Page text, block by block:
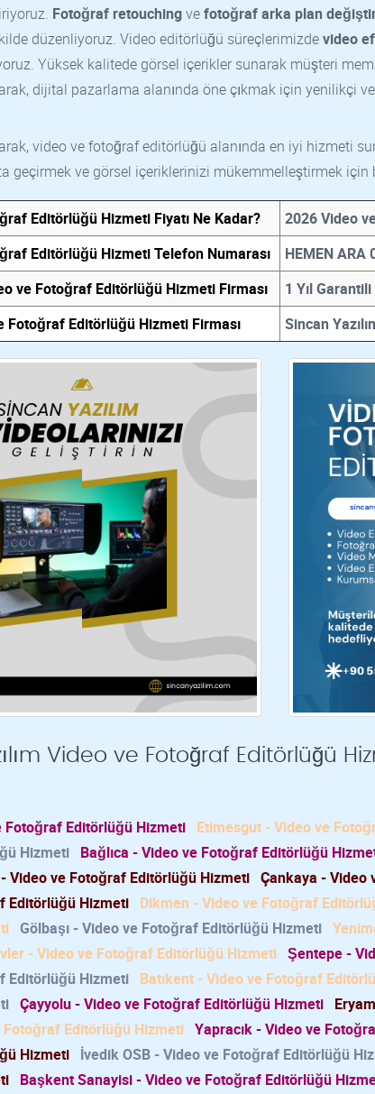
Fotoğraf retouchingvefotoğraf arka plan
düzenliyoruz. Video editörlüğü süreçlerimizdevideo
Yüksek kalitede görsel içerikler sunarak müşteri
dijital pazarlama alanında öne çıkmak için yenilikçi
video ve fotoğraf editörlüğü alanında en iyi hizmeti
geçirmek ve görsel içeriklerinizi mükemmelleştirmek
Editörlüğü Hizmeti Fiyatı Ne Kadar?
2026 Video
Editörlüğü Hizmeti Telefon Numarası
HEMEN ARA
ve Fotoğraf Editörlüğü Hizmeti Firması
1 Yıl
Fotoğraf Editörlüğü Hizmeti Firması Sincan
Video ve Fotoğraf Editörlüğü
Fotoğraf Editörlüğü Hizmeti Etimesgut - Video ve
Hizmeti Bağlıca - Video ve Fotoğraf Editörlüğü
Video ve Fotoğraf Editörlüğü Hizmeti Çankaya - Video
Editörlüğü Hizmeti Dikmen - Video ve Fotoğraf
Gölbaşı - Video ve Fotoğraf Editörlüğü Hizmeti
- Video ve Fotoğraf Editörlüğü Hizmeti Şentepe -
Editörlüğü Hizmeti Batıkent - Video ve Fotoğraf
Çayyolu - Video ve Fotoğraf Editörlüğü Hizmeti
Fotoğraf Editörlüğü Hizmeti Yapracık - Video ve
Hizmeti İvedik OSB - Video ve Fotoğraf Editörlüğü
Başkent Sanayisi - Video ve Fotoğraf Editörlüğü